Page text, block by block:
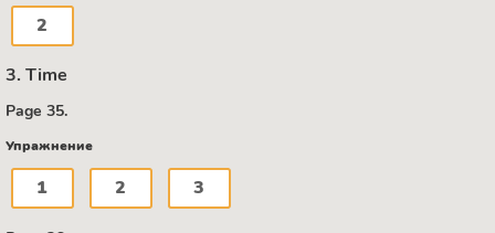
2
3. Time
Page 35.
Упражнение
1 2 3